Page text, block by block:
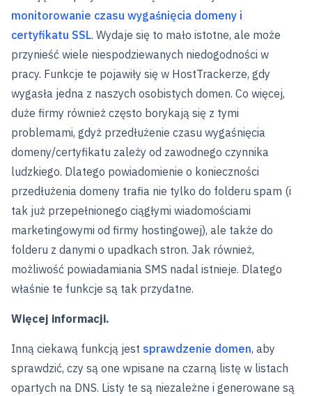
monitorowanie czasu wygaśnięcia domeny i
certyfikatu SSL. Wydaje się to mało istotne, ale może
przynieść wiele niespodziewanych niedogodności w
pracy. Funkcje te pojawiły się w HostTrackerze, gdy
wygasła jedna z naszych osobistych domen. Co więcej,
duże firmy również często borykają się z tymi
problemami, gdyż przedłużenie czasu wygaśnięcia
domeny/certyfikatu zależy od zawodnego czynnika
ludzkiego. Dlatego powiadomienie o konieczności
przedłużenia domeny trafia nie tylko do folderu spam (i
tak już przepełnionego ciągłymi wiadomościami
marketingowymi od firmy hostingowej), ale także do
folderu z danymi o upadkach stron. Jak również,
możliwość powiadamiania SMS nadal istnieje. Dlatego
właśnie te funkcje są tak przydatne.
Więcej informacji.
Inną ciekawą funkcją jest sprawdzenie domen, aby
sprawdzić, czy są one wpisane na czarną listę w listach
opartych na DNS. Listy te są niezależne i generowane są